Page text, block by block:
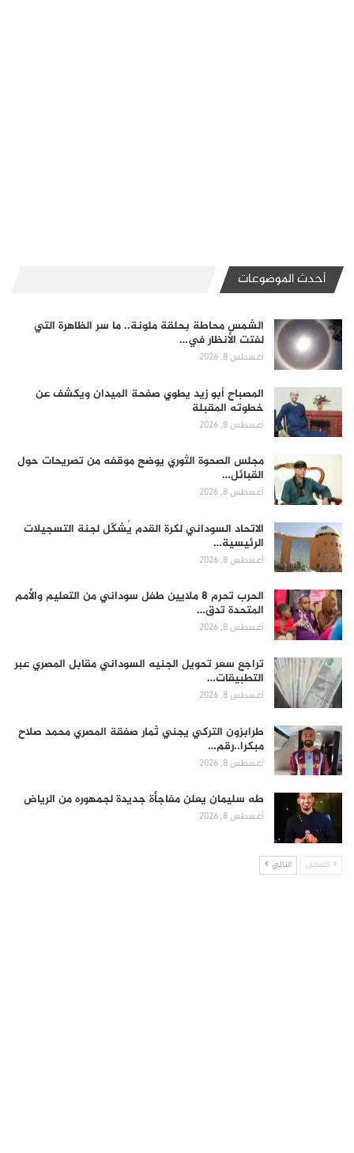
أحدث الموضوعات
الشمس محاطة بحلقة ملونة.. ما سر الظاهرة التي
لفتت الأنظار في…
أغسطس 8, 2026
المصباح أبو زيد يطوي صفحة الميدان ويكشف عن
خطوته المقبلة
أغسطس 8, 2026
مجلس الصحوة الثوري يوضح موقفه من تصريحات حول
القبائل…
أغسطس 8, 2026
الاتحاد السوداني لكرة القدم يُشكّل لجنة التسجيلات
الرئيسية…
أغسطس 8, 2026
الحرب تحرم 8 ملايين طفل سوداني من التعليم والأمم
المتحدة تدق…
أغسطس 8, 2026
تراجع سعر تحويل الجنيه السوداني مقابل المصري عبر
التطبيقات…
أغسطس 8, 2026
طرابزون التركي يجني ثمار صفقة المصري محمد صلاح
مبكرا..رقم…
أغسطس 8, 2026
طه سليمان يعلن مفاجأة جديدة لجمهوره من الرياض
أغسطس 8, 2026
السابق التالي